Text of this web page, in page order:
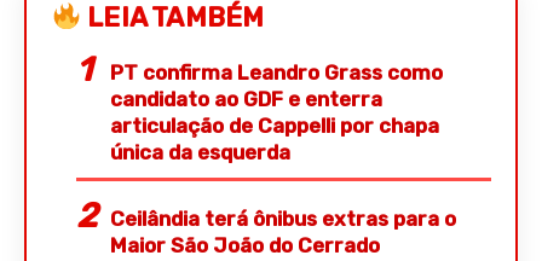
LEIA TAMBÉM
PT confirma Leandro Grass como
candidato ao GDF e enterra
articulação de Cappelli por chapa
única da esquerda
Ceilândia terá ônibus extras para o
Maior São João do Cerrado